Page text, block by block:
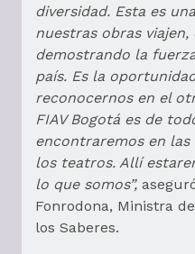
diversidad. Esta es
nuestras obras
demostrando la
país. Es la
reconocernos en el
FIAV Bogotá es de
encontraremos en las
los teatros. Allí
lo que somos”,
Fonrodona, Ministra
los Saberes.